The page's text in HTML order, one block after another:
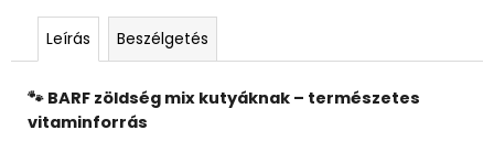
Leírás Beszélgetés
🐾 BARF zöldség mix kutyáknak – természetes
vitaminforrás